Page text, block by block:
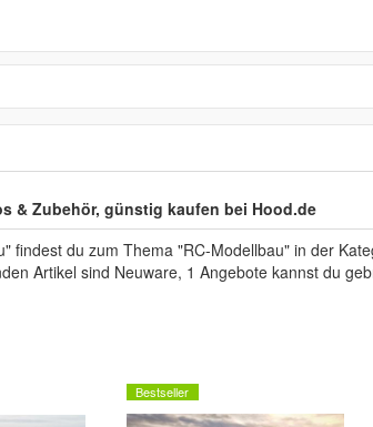
& Zubehör, günstig kaufen bei Hood.de
findest du zum Thema "RC-Modellbau" in der
Artikel sind Neuware, 1 Angebote kannst du
Bestseller